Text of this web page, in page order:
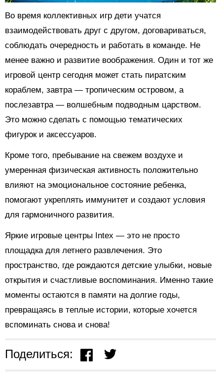
Во время коллективных игр дети учатся
взаимодействовать друг с другом, договариваться,
соблюдать очередность и работать в команде. Не
менее важно и развитие воображения. Один и тот же
игровой центр сегодня может стать пиратским
кораблем, завтра — тропическим островом, а
послезавтра — волшебным подводным царством.
Это можно сделать с помощью тематических
фигурок и аксессуаров.
Кроме того, пребывание на свежем воздухе и
умеренная физическая активность положительно
влияют на эмоциональное состояние ребенка,
помогают укреплять иммунитет и создают условия
для гармоничного развития.
Яркие игровые центры Intex — это не просто
площадка для летнего развлечения. Это
пространство, где рождаются детские улыбки, новые
открытия и счастливые воспоминания. Именно такие
моменты остаются в памяти на долгие годы,
превращаясь в теплые истории, которые хочется
вспоминать снова и снова!
Поделиться: